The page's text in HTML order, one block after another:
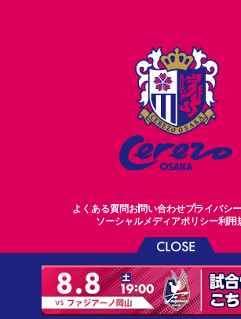
CLOSE
よくある質問お問い合わせプライバシ
ソーシャルメディアポリシー利用
©CEREZO OSAKA CO.,LTD.